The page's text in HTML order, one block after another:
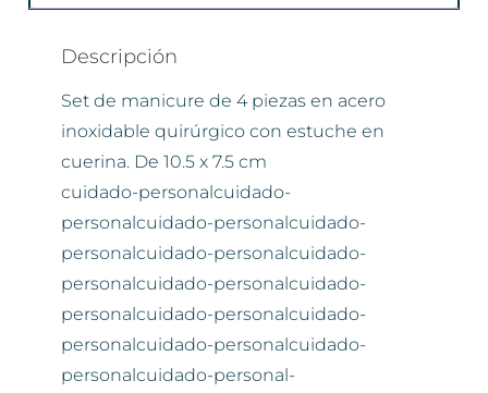
Descripción
Set de manicure de 4 piezas en acero
inoxidable quirúrgico con estuche en
cuerina. De 10.5 x 7.5 cm
cuidado-personalcuidado-
personalcuidado-personalcuidado-
personalcuidado-personalcuidado-
personalcuidado-personalcuidado-
personalcuidado-personalcuidado-
personalcuidado-personalcuidado-
personalcuidado-personal-